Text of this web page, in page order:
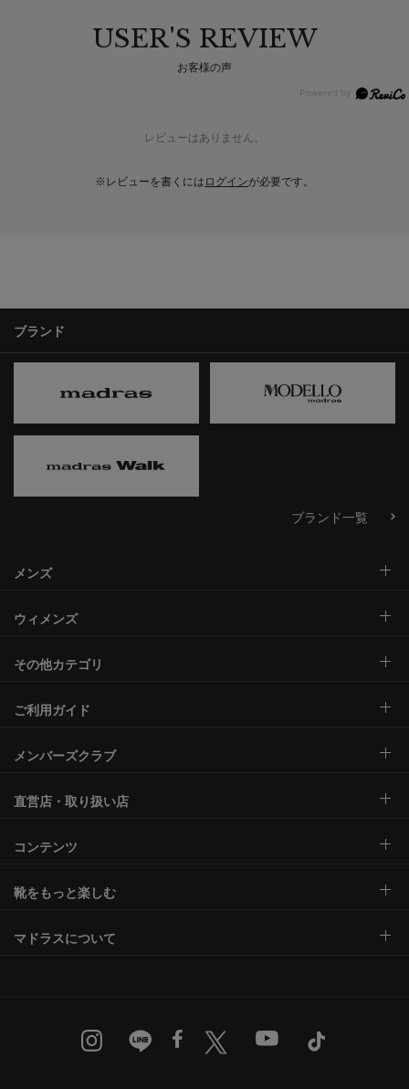
USER'S REVIEW
お客様の声
レビューはありません。
※レビューを書くには ログインが必要です。
ブランド
ブランド一覧
メンズ
ウィメンズ
その他カテゴリ
ご利用ガイド
メンバーズクラブ
直営店・取り扱い店
コンテンツ
靴をもっと楽しむ
マドラスについて